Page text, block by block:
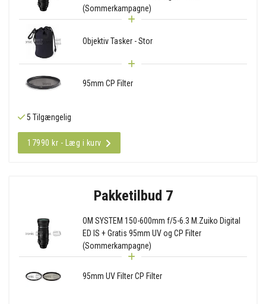
(Sommerkampagne)
Objektiv Tasker - Stor
95mm CP Filter
5 Tilgængelig
17990 kr - Læg i kurv
Pakketilbud 7
OM SYSTEM 150-600mm f/5-6.3 M.Zuiko Digital
ED IS + Gratis 95mm UV og CP Filter
(Sommerkampagne)
95mm UV Filter CP Filter